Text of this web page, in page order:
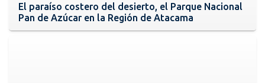
El paraíso costero del desierto, el Parque Nacional
Pan de Azúcar en la Región de Atacama